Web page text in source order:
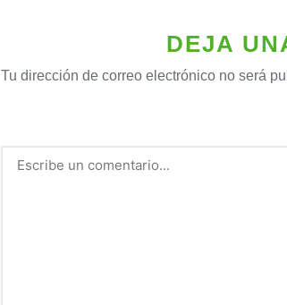
DEJA
Tu dirección de correo electrónico no será